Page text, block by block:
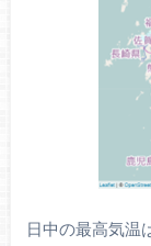
日中の最高気温